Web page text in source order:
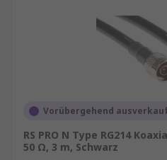
Vorübergehend
RS PRO N Type RG214
50 Ω, 3 m, Schwarz